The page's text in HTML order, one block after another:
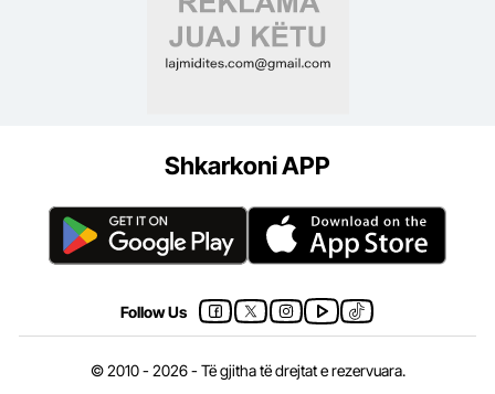
Shkarkoni APP
Follow Us
© 2010 - 2026 - Të gjitha të drejtat e rezervuara.